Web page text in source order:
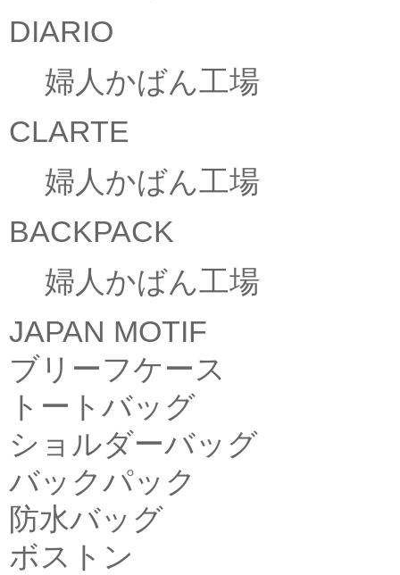
DIARIO
婦人かばん工場
CLARTE
婦人かばん工場
BACKPACK
婦人かばん工場
JAPAN MOTIF
ブリーフケース
トートバッグ
ショルダーバッグ
バックパック
防水バッグ
ボストン